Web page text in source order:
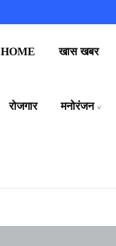
HOME खास खबर
रोजगार मनोरंजन